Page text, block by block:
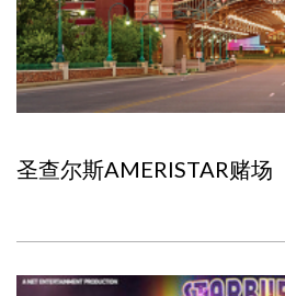
圣查尔斯AMERISTAR赌场